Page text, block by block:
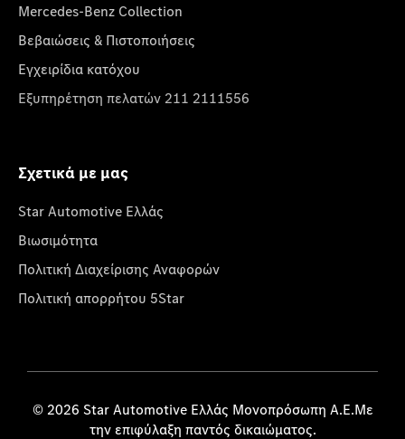
Mercedes-Benz Collection
Βεβαιώσεις & Πιστοποιήσεις
Εγχειρίδια κατόχου
Εξυπηρέτηση πελατών 211 2111556
Σχετικά με μας
Star Automotive Ελλάς
Βιωσιμότητα
Πολιτική Διαχείρισης Αναφορών
Πολιτική απορρήτου 5Star
© 2026 Star Automotive Ελλάς Μονοπρόσωπη Α.Ε.Με
την επιφύλαξη παντός δικαιώματος.